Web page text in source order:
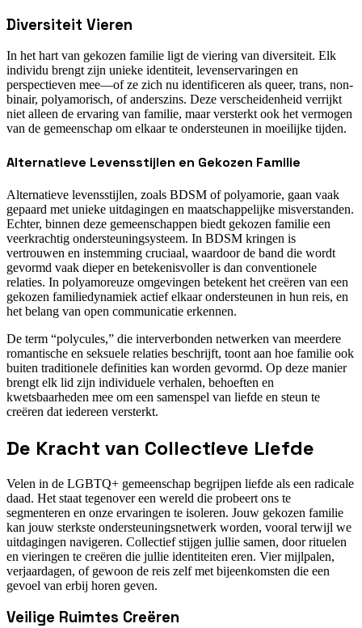
Diversiteit Vieren
In het hart van gekozen familie ligt de viering van diversiteit. Elk
individu brengt zijn unieke identiteit, levenservaringen en
perspectieven mee—of ze zich nu identificeren als queer, trans, non-
binair, polyamorisch, of anderszins. Deze verscheidenheid verrijkt
niet alleen de ervaring van familie, maar versterkt ook het vermogen
van de gemeenschap om elkaar te ondersteunen in moeilijke tijden.
Alternatieve Levensstijlen en Gekozen Familie
Alternatieve levensstijlen, zoals BDSM of polyamorie, gaan vaak
gepaard met unieke uitdagingen en maatschappelijke misverstanden.
Echter, binnen deze gemeenschappen biedt gekozen familie een
veerkrachtig ondersteuningsysteem. In BDSM kringen is
vertrouwen en instemming cruciaal, waardoor de band die wordt
gevormd vaak dieper en betekenisvoller is dan conventionele
relaties. In polyamoreuze omgevingen betekent het creëren van een
gekozen familiedynamiek actief elkaar ondersteunen in hun reis, en
het belang van open communicatie erkennen.
De term “polycules,” die interverbonden netwerken van meerdere
romantische en seksuele relaties beschrijft, toont aan hoe familie ook
buiten traditionele definities kan worden gevormd. Op deze manier
brengt elk lid zijn individuele verhalen, behoeften en
kwetsbaarheden mee om een samenspel van liefde en steun te
creëren dat iedereen versterkt.
De Kracht van Collectieve Liefde
Velen in de LGBTQ+ gemeenschap begrijpen liefde als een radicale
daad. Het staat tegenover een wereld die probeert ons te
segmenteren en onze ervaringen te isoleren. Jouw gekozen familie
kan jouw sterkste ondersteuningsnetwerk worden, vooral terwijl we
uitdagingen navigeren. Collectief stijgen jullie samen, door rituelen
en vieringen te creëren die jullie identiteiten eren. Vier mijlpalen,
verjaardagen, of gewoon de reis zelf met bijeenkomsten die een
gevoel van erbij horen geven.
Veilige Ruimtes Creëren